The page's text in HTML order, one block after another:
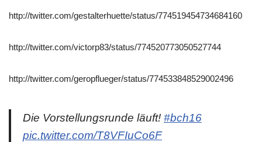
http://twitter.com/gestalterhuette/status/774519454734684160
http://twitter.com/victorp83/status/774520773050527744
http://twitter.com/geropflueger/status/774533848529002496
Die Vorstellungsrunde läuft! #bch16
pic.twitter.com/T8VFIuCo6F